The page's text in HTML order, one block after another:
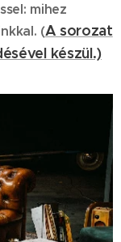
mihez
(A sorozat
készül.)